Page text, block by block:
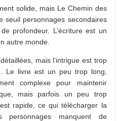
solide, mais Le Chemin des
seuil personnages secondaires
profondeur. L’écriture est un
autre monde.
mais l’intrigue est trop
Le livre est un peu trop long,
complexe pour maintenir
mais parfois un peu trop
rapide, ce qui télécharger la
personnages manquent de